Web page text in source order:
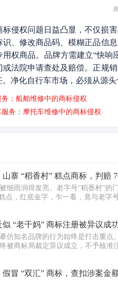
标侵权问题日益凸显，不仅损
识、修改商品码、模糊正品信
用权商品。品牌方需建立“快
法院申请查处及赔偿。正规
净化自行车市场，必须从源头
：船舶维修中的商标侵权
务：摩托车维修中的商标侵权
寨 “稻香村” 糕点商标，判赔
细雨润得发亮。老字号“稻香村”
点，红底金字，乍一看，竟与老字
“老干妈” 商标注册被异议成
仿知名品牌的行为始终是打击重
被商标局裁定异议成立，不予核准
冒 “双汇” 商标，查扣涉案金